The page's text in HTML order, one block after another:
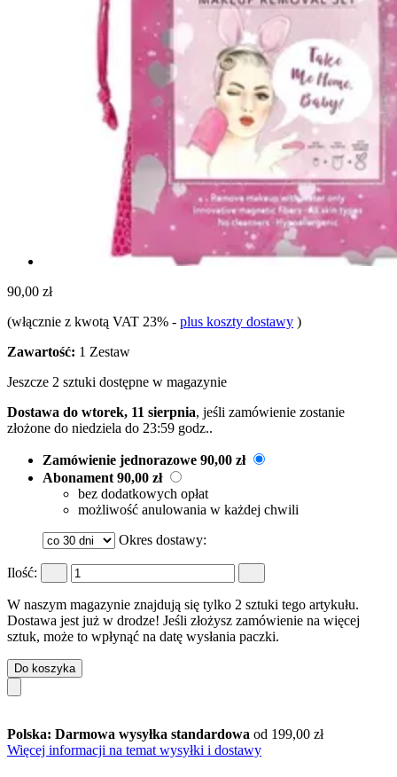
90,00 zł
(włącznie z kwotą VAT 23% - plus koszty dostawy )
Zawartość: 1 Zestaw
Jeszcze 2 sztuki dostępne w magazynie
Dostawa do wtorek, 11 sierpnia, jeśli zamówienie zostanie
złożone do niedziela do 23:59 godz..
Zamówienie jednorazowe 90,00 zł
Abonament 90,00 zł
bez dodatkowych opłat
możliwość anulowania w każdej chwili
Okres dostawy:
Ilość:
W naszym magazynie znajdują się tylko 2 sztuki tego artykułu.
Dostawa jest już w drodze! Jeśli złożysz zamówienie na więcej
sztuk, może to wpłynąć na datę wysłania paczki.
Do koszyka
Polska: Darmowa wysyłka standardowa od 199,00 zł
Więcej informacji na temat wysyłki i dostawy